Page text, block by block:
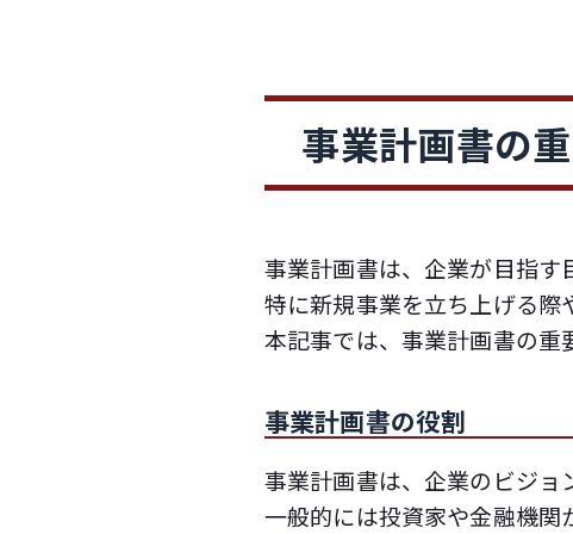
事業計画書の
事業計画書は、企業が目指す
特に新規事業を立ち上げる際
本記事では、事業計画書の重
事業計画書の役割
事業計画書は、企業のビジョ
一般的には投資家や金融機